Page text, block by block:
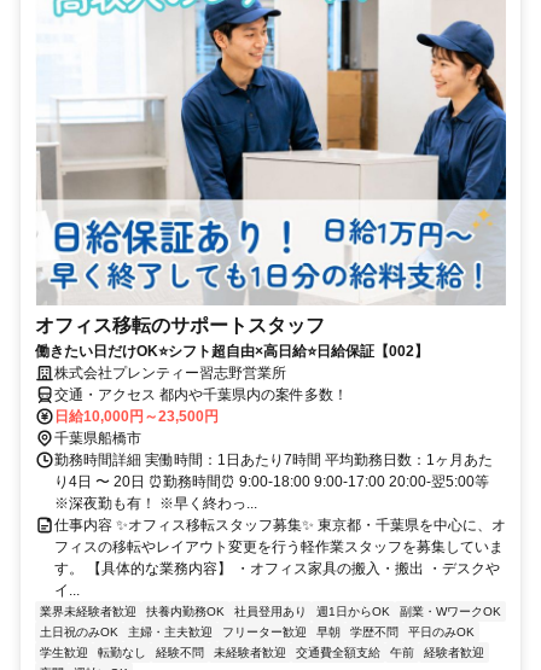
オフィス移転のサポートスタッフ
働きたい日だけOK⭐シフト超自由×高日給⭐日給保証【002】
株式会社プレンティー習志野営業所
交通・アクセス 都内や千葉県内の案件多数！
日給10,000円～23,500円
千葉県船橋市
勤務時間詳細 実働時間：1日あたり7時間 平均勤務日数：1ヶ月あた
り4日 〜 20日 ⏰勤務時間⏰ 9:00-18:00 9:00-17:00 20:00-翌5:00等
※深夜勤も有！ ※早く終わっ...
仕事内容 ✨オフィス移転スタッフ募集✨ 東京都・千葉県を中心に、オ
フィスの移転やレイアウト変更を行う軽作業スタッフを募集していま
す。 【具体的な業務内容】 ・オフィス家具の搬入・搬出 ・デスクや
イ...
業界未経験者歓迎 扶養内勤務OK 社員登用あり 週1日からOK
副業・WワークOK
土日祝のみOK
主婦・主夫歓迎 フリーター歓迎 早朝 学歴不問
平日のみOK
学生歓迎
転勤なし 経験不問 未経験者歓迎 交通費全額支給 午前
経験者歓迎